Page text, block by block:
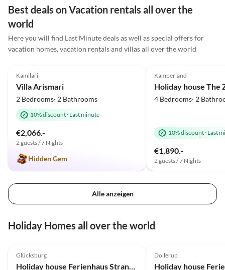
(Karten-und Gesellschaftsspiele
waren vorhanden) oder
genüsslich speisend einige
Stunden. Die hervorragend
ausgestattete Küche motivierte
Temperaturen genutzt. Die
Küste war fußläufig über
erreichen, auch die Einkäufe
erledigten wir ohne das Auto.
An einem nebligen Tag fuhren
wir nach Bremen und hatten
Das Schnoorviertel hat uns sehr
begeistert. Leider war die Zeit
Best deals on Vacation rentals all over the
world
Here you will find Last Minute deals as well as special offers for
vacation homes, vacation rentals and villas all over the world
Kamilari
Villa Arismari
2 Bedrooms· 2 Bathrooms
10% discount· Last minute
€2,066.-
2 guests / 7 Nights
Hidden Gem
Kamperland
Holiday house The
4 Bedrooms· 2
10% discount· Last
€1,890.-
2 guests / 7 Nights
Alle anzeigen
Holiday Homes all over the world
Glücksburg
Holiday house Ferienhaus Strandhaus Glücksburg
Dollerup